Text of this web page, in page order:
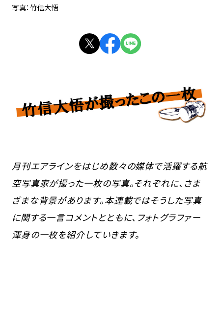
写真：竹信大悟
月刊エアラインをはじめ数々の媒体で活躍する航
空写真家が撮った一枚の写真。それぞれに、さま
ざまな背景があります。本連載ではそうした写真
に関する一言コメントとともに、フォトグラファー
渾身の一枚を紹介していきます。